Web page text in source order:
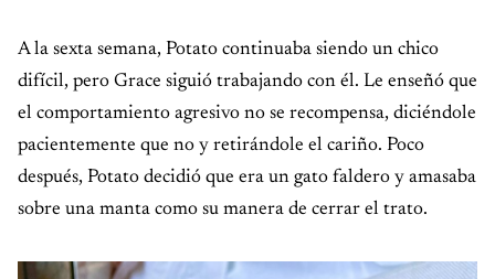
A la sexta semana, Potato continuaba siendo un chico
difícil, pero Grace siguió trabajando con él. Le enseñó que
el comportamiento agresivo no se recompensa, diciéndole
pacientemente que no y retirándole el cariño. Poco
después, Potato decidió que era un gato faldero y amasaba
sobre una manta como su manera de cerrar el trato.